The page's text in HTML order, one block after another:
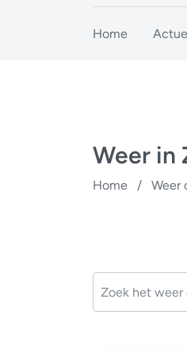
Home
Weer in
Home / Weer